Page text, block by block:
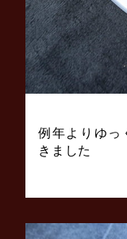
例年よりゆっ
きました